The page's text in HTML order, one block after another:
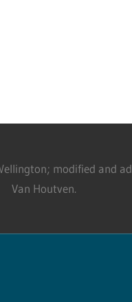
modified and
Van Houtven.